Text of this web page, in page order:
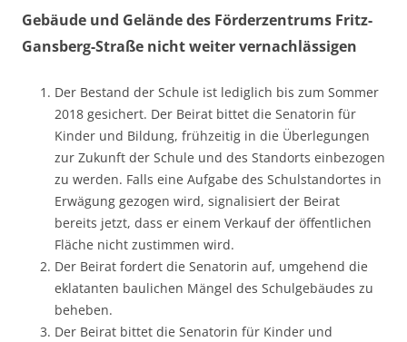
Gebäude und Gelände des Förderzentrums Fritz-
Gansberg-Straße nicht weiter vernachlässigen
Der Bestand der Schule ist lediglich bis zum Sommer
2018 gesichert. Der Beirat bittet die Senatorin für
Kinder und Bildung, frühzeitig in die Überlegungen
zur Zukunft der Schule und des Standorts einbezogen
zu werden. Falls eine Aufgabe des Schulstandortes in
Erwägung gezogen wird, signalisiert der Beirat
bereits jetzt, dass er einem Verkauf der öffentlichen
Fläche nicht zustimmen wird.
Der Beirat fordert die Senatorin auf, umgehend die
eklatanten baulichen Mängel des Schulgebäudes zu
beheben.
Der Beirat bittet die Senatorin für Kinder und